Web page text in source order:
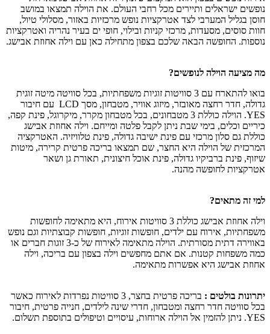
נופשים ישראלים ותיירים מכל רחבי העולם. את הוילה תמצאו במושב
חוסן בגליל המערבי לצד אטרקציות נופש מרכזיות באזור, מסלולי טיול,
חוות סוסים, מסעדות, מרכזי קניות ובילוי, חופי ים בעיר נהריה ואטרקציות
נוספות. החופשה הבאה שלכם בצפון מתחילה כאן עם וילה אחוזת אבישג.
מה מציעה הוילה לנופשים?
בואו להתארח עם 3 סוויטות זוגיות משפחתיות, בכל סוויטה מיטה זוגית
גדולה, חדר רחצה מאובזר, מיזוג אוויר, מטבחון, מסך LCD עם חיבור
YES. הוילה כוללת 3 מטבחונים, בכל מטבחון מקרר, מיקרוגל, פינת קפה,
כיריים וכלים, בימי שבת ניתן לקבל פלטה ומייחם. וילה אחוזת אבישג
כוללת גם סלון מרכזי עם פינת ישיבה גדולה, פינת טלוויזיה. האטרקציה
המרכזית של הוילה היא החצר, שם תמצאו בריכה פרטית קרירה, מיטות
שיזוף, פינת ברביקיו גדולה, פינת אוכל חיצונית, תאורת גן ושאר
אטרקציות לחופשה מהנה.
למי זה מתאים?
וילה אחוזת אבישג כוללת 3 סוויטות אירוח, היא מתאימה לחופשות
משפחתיות, אירוח עם ילדים, חופשות זוגיות, חופשות קבוצתיות וגם נופש
באווירה דתית מסורתית. הוילה מתאימה לאירוח של כ-3 זוגות חברים או
כמה משפחות קטנות. אם אתם מחפשים וילה בצפון עם בריכה, וילה
אחוזת אבישג היא אפשרות מתאימה.
יתרונות בולטים :
בריכה פרטית בחצר, 3 סוויטות נפרדות לאירוח כאשר
בכל סוויטה חדר רחצה ומטבחון, חדרי שינה לילדים, חנייה פרטית, חיבור
YES. ניתן להזמין אל הוילה ארוחות, עיסויים וטיפולים בתוספת תשלום.